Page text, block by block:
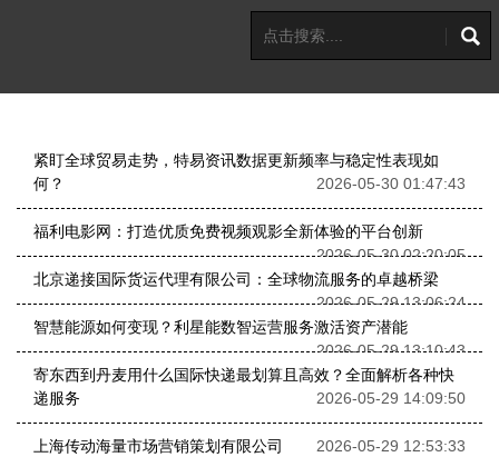
紧盯全球贸易走势，特易资讯数据更新频率与稳定性表现如
何？
2026-05-30 01:47:43
福利电影网：打造优质免费视频观影全新体验的平台创新
2026-05-30 02:20:05
北京递接国际货运代理有限公司：全球物流服务的卓越桥梁
2026-05-29 13:06:24
智慧能源如何变现？利星能数智运营服务激活资产潜能
2026-05-29 13:10:43
寄东西到丹麦用什么国际快递最划算且高效？全面解析各种快
递服务
2026-05-29 14:09:50
上海传动海量市场营销策划有限公司 2026-05-29 12:53:33